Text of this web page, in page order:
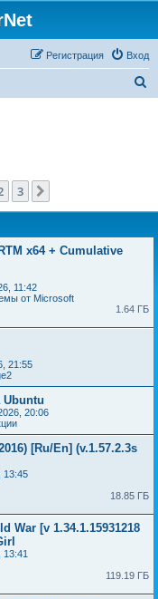
Вход
Регистрация
3
x64 + Cumulative
11:42
от Microsoft
1.64 ГБ
21:55
Ubuntu
20:06
[Ru/En] (v.1.57.2.3s
13:45
18.85 ГБ
War [v 1.34.1.15931218
119.19 ГБ